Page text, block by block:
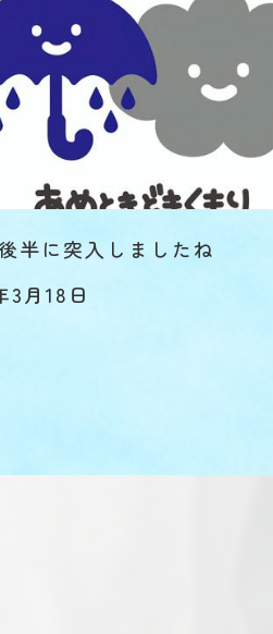
半に突入しましたね
3月18日